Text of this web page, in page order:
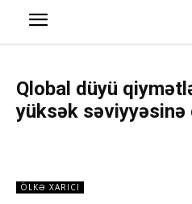
Qlobal düyü
yüksək səviyyəsinə
ÖLKƏ XARICI